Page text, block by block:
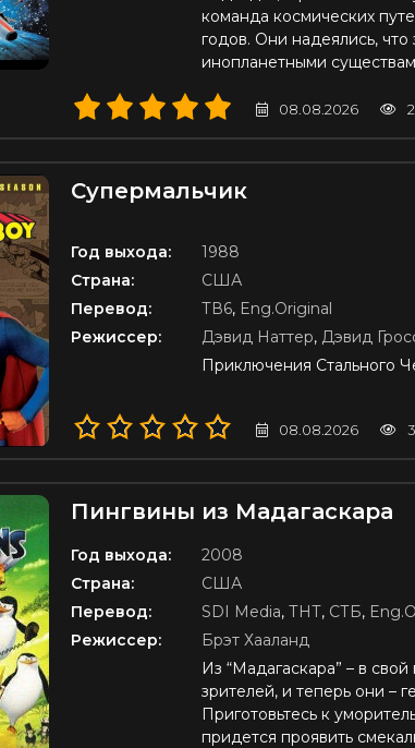
команда космических
годов. Они надеялись,
инопланетными
08.08.2026
Супермальчик
Год выхода:
1988
Страна:
США
Перевод:
ТВ6, Eng.Original
Режиссер:
Дэвид Наттер, Дэвид
Приключения Стального
08.08.2026
Пингвины из Мадагаскара
Год выхода:
2008
Страна:
США
Перевод:
SDI Media, ТНТ, СТБ,
Режиссер:
Брэт Хааланд
Из “Мадагаскара” – в
зрителей, и теперь они –
Приготовьтесь к
придется проявить